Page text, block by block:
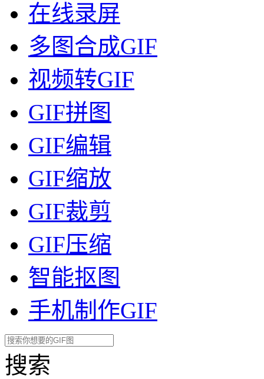
在线录屏
多图合成GIF
视频转GIF
GIF拼图
GIF编辑
GIF缩放
GIF裁剪
GIF压缩
智能抠图
手机制作GIF
搜索